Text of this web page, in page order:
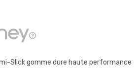
Slick gomme dure haute performance